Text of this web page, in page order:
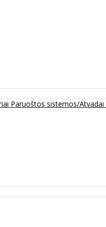
Paruoštos sistemos/Atvadai